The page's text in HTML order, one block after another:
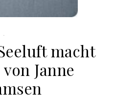
.
macht
Janne